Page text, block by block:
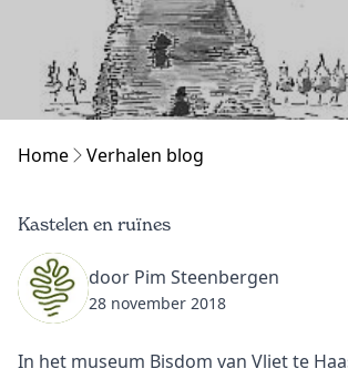
Home Verhalen blog
Kastelen en ruïnes
door Pim Steenbergen
28 november 2018
In het museum Bisdom van Vliet te